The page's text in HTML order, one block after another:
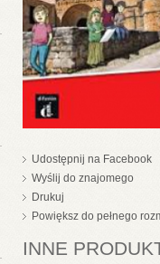
Udostępnij na Facebook
Wyślij do znajomego
Drukuj
Powiększ do pełnego
INNE